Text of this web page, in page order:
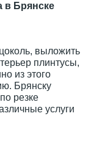
в Брянске
выложить
плинтусы,
из этого
Брянску
резке
услуги